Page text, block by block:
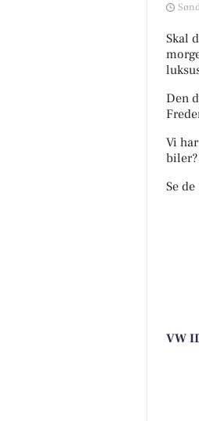
Skal
Den
Vi
biler?
Se
VW